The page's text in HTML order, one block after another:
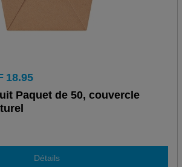
18.95
Paquet de 50, couvercle
Détails